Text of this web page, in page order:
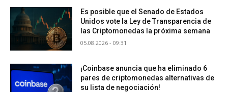
Es posible que el Senado de Estados
Unidos vote la Ley de Transparencia de
las Criptomonedas la próxima semana
05.08.2026 - 09:31
¡Coinbase anuncia que ha eliminado 6
pares de criptomonedas alternativas de
su lista de negociación!